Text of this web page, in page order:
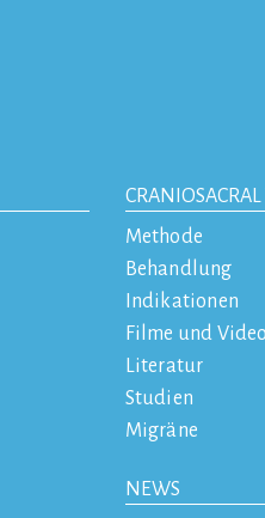
Methode
Behandlung
Indikationen
Filme und
Literatur
Studien
Migräne
NEWS